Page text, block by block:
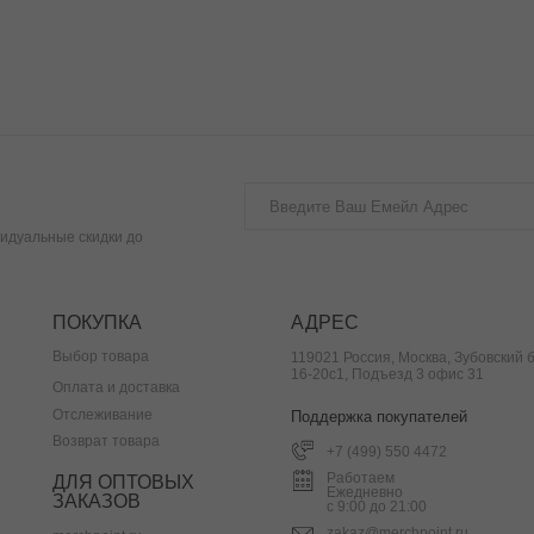
скидки до
ПОКУПКА АДРЕС
Выбор товара
Оплата и доставка
Отслеживание
119021 Россия, Москва, Зубовский
16-20с1, Подъезд 3 офис 31
Поддержка покупателей
+7 (499) 550 4472
Работаем
Ежедневно
с 9:00 до 21:00
Возврат товара
ДЛЯ ОПТОВЫХ
ЗАКАЗОВ